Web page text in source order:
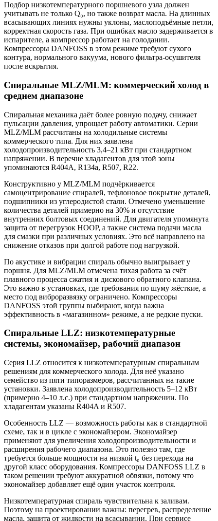
Подбор низкотемпературного поршневого узла должен
учитывать не только Q₀, но также возврат масла. На длинных
всасывающих линиях нужны уклоны, маслоподъёмные петли,
корректная скорость газа. При ошибках масло задерживается в
испарителе, а компрессор работает на голодании.
Компрессоры DANFOSS в этом режиме требуют сухого
контура, нормального вакуума, нового фильтра-осушителя
после вскрытия.
Спиральные MLZ/MLM: коммерческий холод в
среднем диапазоне
Спиральная механика даёт более ровную подачу, снижает
пульсации давления, упрощает работу автоматики. Серии
MLZ/MLM рассчитаны на холодильные системы
коммерческого типа. Для них заявлена
холодопроизводительность 3,4–21 кВт при стандартном
напряжении. В перечне хладагентов для этой зоны
упоминаются R404A, R134a, R507, R22.
Конструктивно у MLZ/MLM подчёркивается
самоцентрирование спиралей, тефлоновое покрытие деталей,
подшипники из углеродистой стали. Отмечено уменьшение
количества деталей примерно на 30% и отсутствие
внутренних болтовых соединений. Для двигателя упомянута
защита от перегрузок HOOP, а также система подачи масла
для смазки при различных условиях. Это всё направлено на
снижение отказов при долгой работе под нагрузкой.
По акустике и вибрации спираль обычно выигрывает у
поршня. Для MLZ/MLM отмечена тихая работа за счёт
плавного процесса сжатия и дискового обратного клапана.
Это важно в установках, где требования по шуму жёсткие, а
место под виброразвязку ограничено. Компрессоры
DANFOSS этой группы выбирают, когда важна
эффективность в «магазинном» режиме, а не редкие пуски.
Спиральные LLZ: низкотемпературные
системы, экономайзер, рабочий диапазон
Серия LLZ относится к низкотемпературным спиральным
решениям для коммерческого холода. Для неё указано
семейство из пяти типоразмеров, рассчитанных на такие
установки. Заявлена холодопроизводительность 5–12 кВт
(примерно 4–10 л.с.) при стандартном напряжении. По
хладагентам указаны R404A и R507.
Особенность LLZ — возможность работы как в стандартной
схеме, так и в цикле с экономайзером. Экономайзер
применяют для увеличения холодопроизводительности и
расширения рабочего диапазона. Это полезно там, где
требуется больше мощности на низкой t₀ без перехода на
другой класс оборудования. Компрессоры DANFOSS LLZ в
таком решении требуют аккуратной обвязки, потому что
экономайзер добавляет ещё один участок контроля.
Низкотемпературная спираль чувствительна к заливам.
Поэтому на проектировании важны: перегрев, распределение
масла, защита от жидкости на всасывании. При сервисе